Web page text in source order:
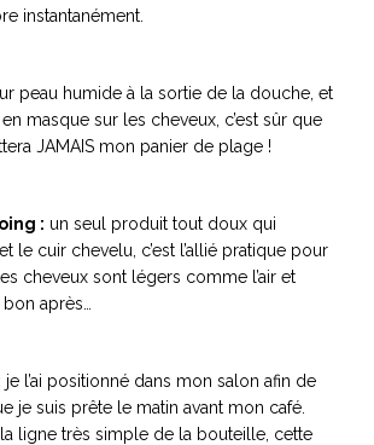
la palette
instantanément.
peau humide à la sortie de la douche, et
masque sur les cheveux, c’est sûr que
JAMAIS mon panier de plage !
: un seul produit tout doux qui
le cuir chevelu, c’est l’allié pratique pour
cheveux sont légers comme l’air et
après…
je l’ai positionné dans mon salon afin de
je suis prête le matin avant mon café.
la ligne très simple de la bouteille, cette